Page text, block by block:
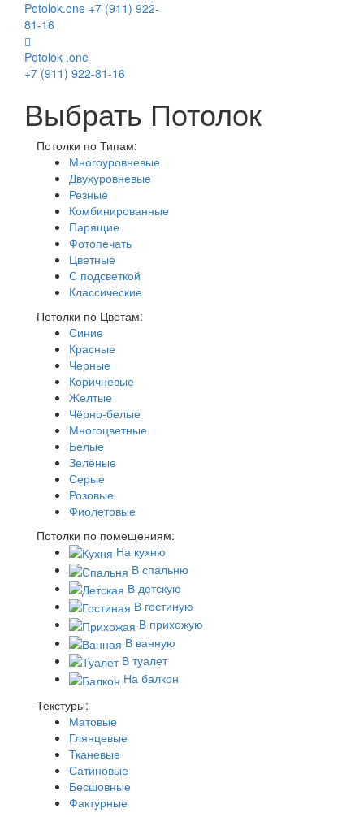
Potolok.one +7 (911) 922-
81-16
Potolok .one
+7 (911) 922-81-16
Выбрать Потолок
Потолки по Типам:
Многоуровневые
Двухуровневые
Резные
Комбинированные
Парящие
Фотопечать
Цветные
С подсветкой
Классические
Потолки по Цветам:
Синие
Красные
Черные
Коричневые
Желтые
Чёрно-белые
Многоцветные
Белые
Зелёные
Серые
Розовые
Фиолетовые
Потолки по помещениям:
На кухню
В спальню
В детскую
В гостиную
В прихожую
В ванную
В туалет
На балкон
Текстуры:
Матовые
Глянцевые
Тканевые
Сатиновые
Бесшовные
Фактурные